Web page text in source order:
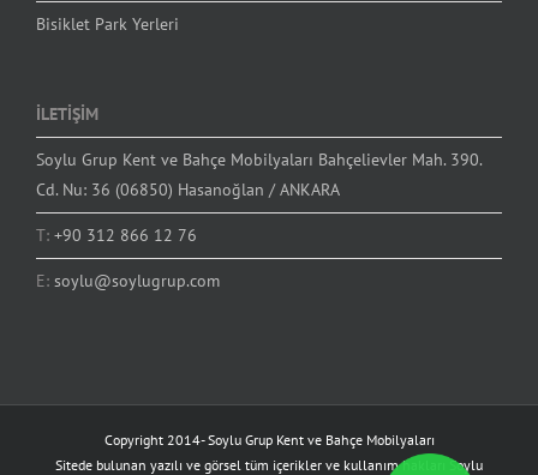
Bisiklet Park Yerleri
İLETİŞİM
Soylu Grup Kent ve Bahçe Mobilyaları Bahçelievler Mah. 390.
Cd. Nu: 36 (06850) Hasanoğlan / ANKARA
T: +90 312 866 12 76
E: soylu@soylugrup.com
Copyright 2014-Soylu Grup Kent ve Bahçe Mobilyaları
Sitede bulunan yazılı ve görsel tüm içerikler ve kullanım hakları Soylu